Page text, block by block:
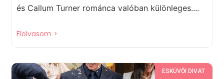
és Callum Turner románca valóban különleges....
Elolvasom >
ESKÜVŐI DIVAT